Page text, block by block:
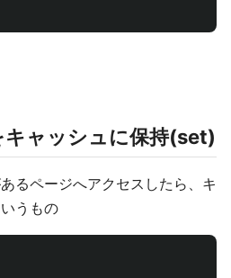
ャッシュに保持(set)
るページへアクセスしたら、キ
うもの